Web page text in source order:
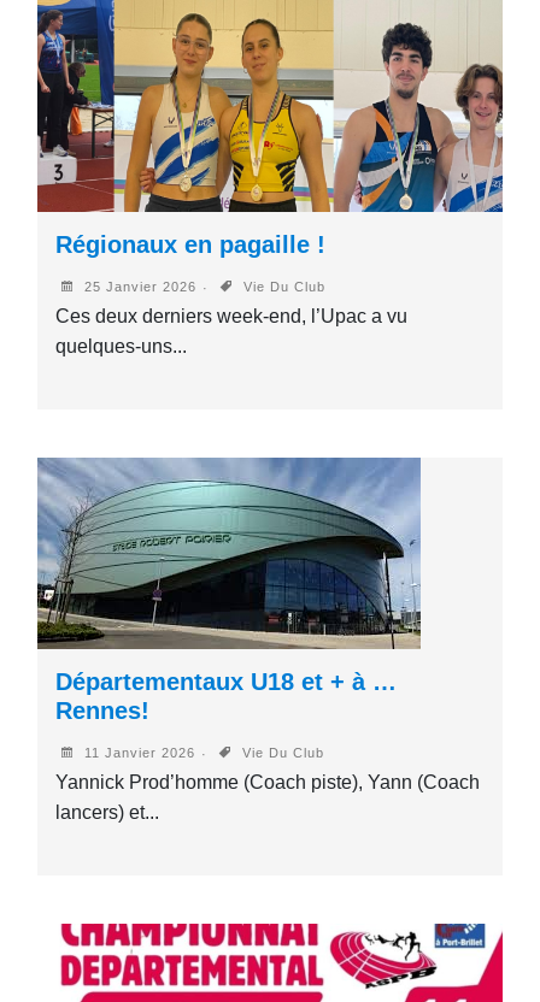
Régionaux en pagaille !
25 Janvier 2026 Vie Du Club
Ces deux derniers week-end, l’Upac a vu
quelques-uns...
Départementaux U18 et + à …
Rennes!
11 Janvier 2026 Vie Du Club
Yannick Prod’homme (Coach piste), Yann (Coach
lancers) et...